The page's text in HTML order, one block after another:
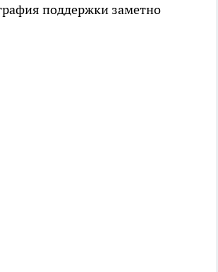
поддержки заметно